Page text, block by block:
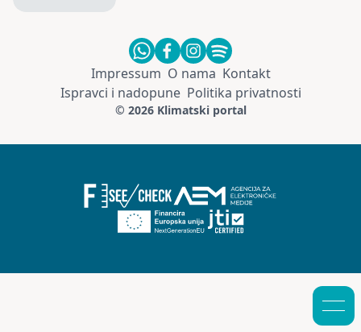
Impressum O nama Kontakt
Ispravci i nadopune Politika privatnosti
© 2026 Klimatski portal